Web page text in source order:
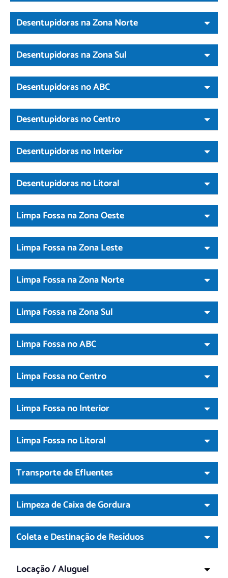
Desentupidoras na Zona Norte
Desentupidoras na Zona Sul
Desentupidoras no ABC
Desentupidoras no Centro
Desentupidoras no Interior
Desentupidoras no Litoral
Limpa Fossa na Zona Oeste
Limpa Fossa na Zona Leste
Limpa Fossa na Zona Norte
Limpa Fossa na Zona Sul
Limpa Fossa no ABC
Limpa Fossa no Centro
Limpa Fossa no Interior
Limpa Fossa no Litoral
Transporte de Efluentes
Limpeza de Caixa de Gordura
Coleta e Destinação de Resíduos
Locação / Aluguel